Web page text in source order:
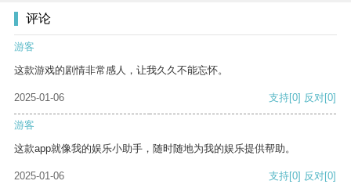
评论
游客
这款游戏的剧情非常感人，让我久久不能忘怀。
2025-01-06 支持[0] 反对[0]
游客
这款app就像我的娱乐小助手，随时随地为我的娱乐提供帮助。
2025-01-06 支持[0] 反对[0]